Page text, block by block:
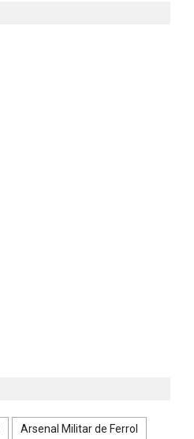
Arsenal Militar de Ferrol